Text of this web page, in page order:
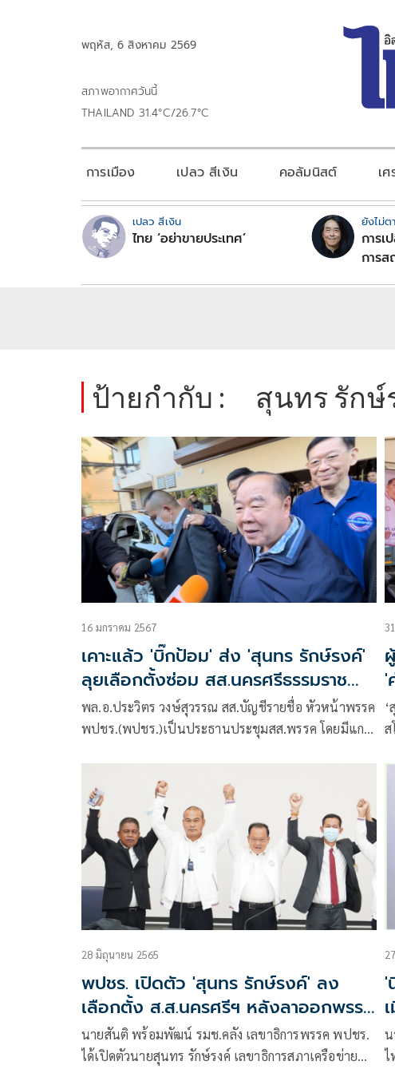
พฤหัส, 6 สิงหาคม 2569
สภาพอากาศวันนี้
THAILAND 31.4°C/26.7°C
การเมือง เปลว สีเงิน คอลัมนิสต์ เ
เปลว สีเงิน
ไทย ‘อย่าขายประเทศ’
ยังไม่ต
การเ
การ
ป้ายกำกับ : สุนทร รักษ์
16 มกราคม 2567
เคาะแล้ว 'บิ๊กป้อม' ส่ง 'สุนทร รักษ์รงค์'
ลุยเลือกตั้งซ่อม สส.นครศรีธรรมราช
เขต 8
พล.อ.ประวิตร วงษ์สุวรรณ สส.บัญชีรายชื่อ หัวหน้าพรรค
พปชร.(พปชร.)เป็นประธานประชุมสส.พรรค โดยมีแกน
'
ส
28 มิถุนายน 2565
พปชร. เปิดตัว 'สุนทร รักษ์รงค์' ลง
เลือกตั้ง ส.ส.นครศรีฯ หลังลาออกพรรค
ปชป.
นายสันติ พร้อมพัฒน์ รมช.คลัง เลขาธิการพรรค พปชร.
ได้เปิดตัวนายสุนทร รักษ์รงค์ เลขาธิการสภาเครือข่าย
'
น
ไ